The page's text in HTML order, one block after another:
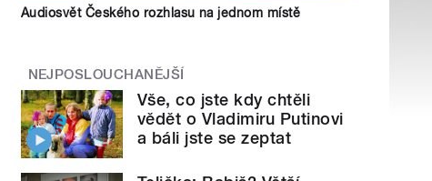
Audiosvět Českého rozhlasu na jednom místě
NEJPOSLOUCHANĚJŠÍ
Vše, co jste kdy chtěli
vědět o Vladimiru Putinovi
a báli jste se zeptat